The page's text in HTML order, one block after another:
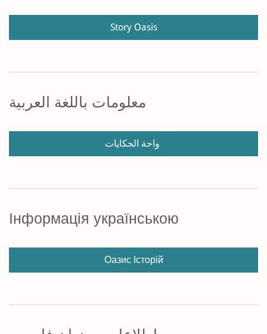
Story Oasis
معلومات باللغة العربية
Інформація українською
Оазис Історій